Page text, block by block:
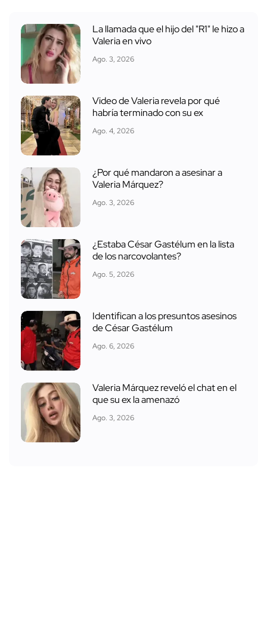
La llamada que el hijo del "R1" le hizo a
Valeria en vivo
Ago. 3, 2026
Video de Valeria revela por qué
habría terminado con su ex
Ago. 4, 2026
¿Por qué mandaron a asesinar a
Valeria Márquez?
Ago. 3, 2026
¿Estaba César Gastélum en la lista
de los narcovolantes?
Ago. 5, 2026
Identifican a los presuntos asesinos
de César Gastélum
Ago. 6, 2026
Valeria Márquez reveló el chat en el
que su ex la amenazó
Ago. 3, 2026